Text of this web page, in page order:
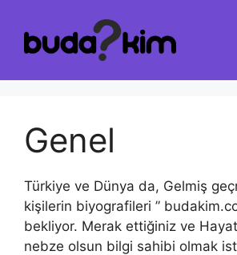
Genel
Türkiye ve Dünya da, Gelmiş
kişilerin biyografileri ”
bekliyor. Merak ettiğiniz ve
nebze olsun bilgi sahibi olmak